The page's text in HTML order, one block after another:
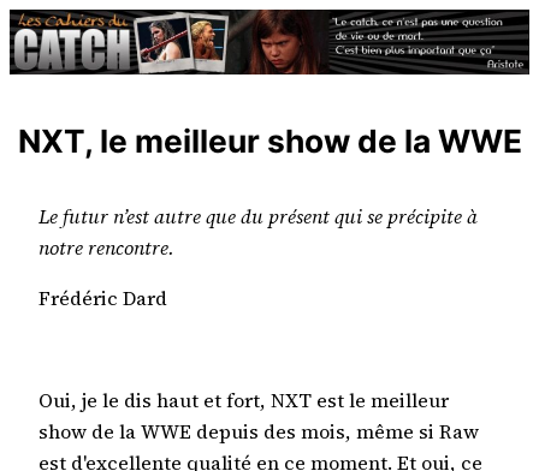
Aller
au
NXT, le meilleur show de la WWE
Le futur n’est autre que du présent qui se précipite à
notre rencontre.
Frédéric Dard
Oui, je le dis haut et fort, NXT est le meilleur
show de la WWE depuis des mois, même si Raw
est d'excellente qualité en ce moment. Et oui, ce